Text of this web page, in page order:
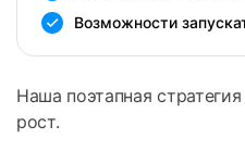
Возможности
Наша поэтапная
рост.